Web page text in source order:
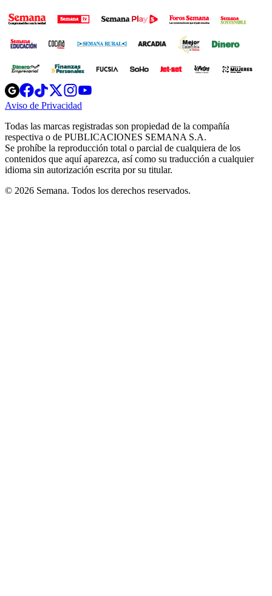
Opens
in
new
Opens
in
new
Opens
in
new
window
Opens
new
windowwindow
Aviso de Privacidad
new
window
Todas las marcas registradas son propiedad de la compañía
respectiva o de PUBLICACIONES SEMANA S.A.
Se prohíbe la reproducción total o parcial de cualquiera de los
contenidos que aquí aparezca, así como su traducción a cualquier
idioma sin autorización escrita por su titular.
© 2026 Semana. Todos los derechos reservados.